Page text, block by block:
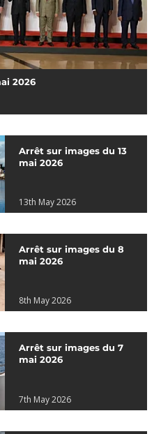
2026
Arrêt sur images du 13
mai 2026
13th May 2026
Arrêt sur images du 8
mai 2026
8th May 2026
Arrêt sur images du 7
mai 2026
7th May 2026